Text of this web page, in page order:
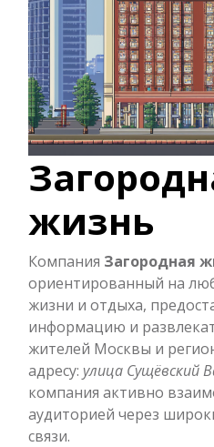
жизнь
Компания Загородная
ориентированный на
жизни и отдыха,
информацию и
жителей Москвы и
адресу: улица Сущёвский
компания активно
аудиторией через
связи.